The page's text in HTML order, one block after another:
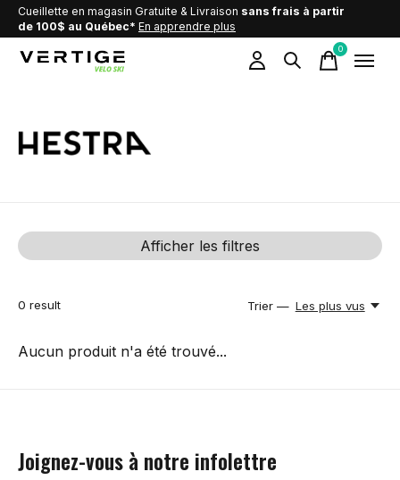
Cueillette en magasin Gratuite & Livraison sans frais à partir
de 100$ au Québec* En apprendre plus
0items
Hestra
Afficher les filtres
0 result Trier — Les plus vus
Aucun produit n'a été trouvé...
Joignez-vous à notre infolettre